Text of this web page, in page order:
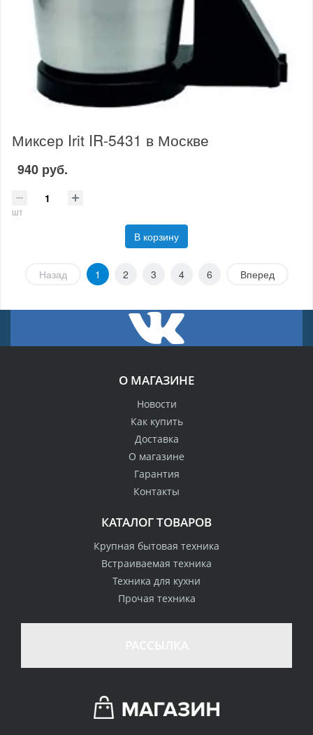
Миксер Irit IR-5431 в Москве
940 руб.
шт
В корзину
Назад 1 2 3 4 6 Вперед
О МАГАЗИНЕ
Новости
Как купить
Доставка
О магазине
Гарантия
Контакты
КАТАЛОГ ТОВАРОВ
Крупная бытовая техника
Встраиваемая техника
Техника для кухни
Прочая техника